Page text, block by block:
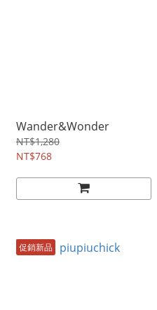
Wander&Wonder
NT$1,280
NT$768
促銷新品